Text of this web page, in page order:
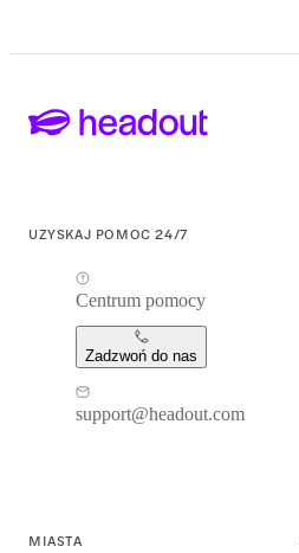
UZYSKAJ POMOC 24/7
Centrum pomocy
Zadzwoń do nas
support@headout.com
MIASTA